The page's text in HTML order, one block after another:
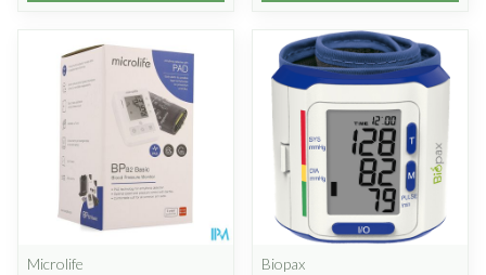
Microlife
Biopax